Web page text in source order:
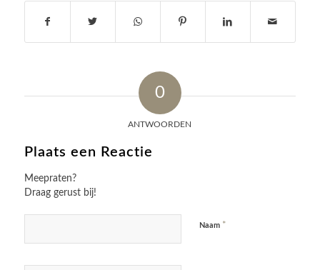
0
ANTWOORDEN
Plaats een Reactie
Meepraten?
Draag gerust bij!
Naam *